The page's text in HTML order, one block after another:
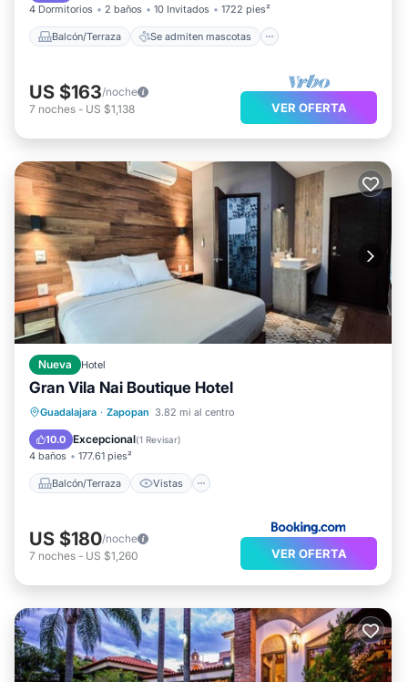
4 Dormitorios 2 baños 10 Invitados 1722 pies²
Balcón/Terraza Se admiten mascotas
US $163/noche
7 noches - US $1,138 VER OFERTA
Nueva Hotel
Gran Vila Nai Boutique Hotel
Guadalajara · Zapopan 3.82 mi al centro
10.0 Excepcional(1 Revisar)
4 baños 177.61 pies²
Balcón/Terraza Vistas
Balcón/Terraza
Vistas
Aparcamiento
US $180/noche
7 noches - US $1,260 VER OFERTA